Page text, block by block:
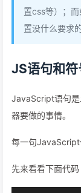
置css等）；
置没什么要求的
JS语句和符
JavaScript语句是
器要做的事情。
每一句JavaScript
先来看看下面代码